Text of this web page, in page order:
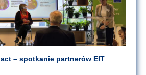
– spotkanie partnerów EIT